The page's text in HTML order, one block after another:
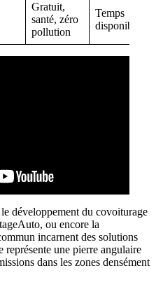
Gratuit,
santé, zéro
pollution
Temps
disponible
développement du covoiturage
ou encore la
incarnent des solutions
une pierre angulaire
dans les zones densément